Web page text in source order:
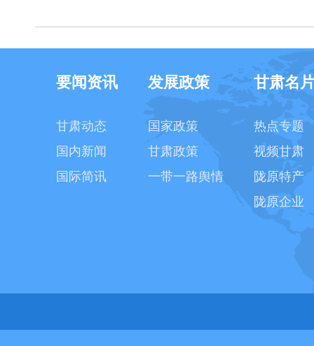
要闻资讯
甘肃动态
国内新闻
国际简讯
发展政策
国家政策
甘肃政策
一带一路舆情
甘肃名
热点专题
视频甘肃
陇原特产
陇原企业